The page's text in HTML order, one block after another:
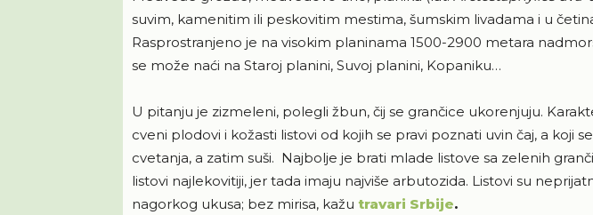
suvim, kamenitim ili peskovitim mestima, šumskim livadama i u
Rasprostranjeno je na visokim planinama 1500-2900 metara
se može naći na Staroj planini, Suvoj planini, Kopaniku…
U pitanju je zizmeleni, polegli žbun, čij se grančice ukorenjuju.
cveni plodovi i kožasti listovi od kojih se pravi poznati uvin čaj, a koji
cvetanja, a zatim suši. Najbolje je brati mlade listove sa zelenih
listovi najlekovitiji, jer tada imaju najviše arbutozida. Listovi su
nagorkog ukusa; bez mirisa, kažu travari Srbije.